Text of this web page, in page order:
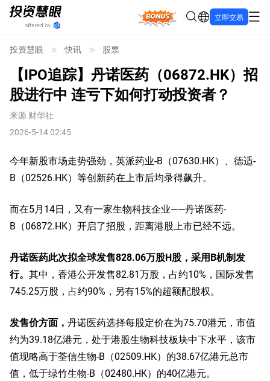
Bonus 立即交易
投资慧眼 快讯 股票
【IPO追踪】丹诺医药（06872.HK）招
股进行中 连亏下如何打动投资者？
来源 财华社
2026-5-14 02:45
今年新股市场走势强劲，英派药业-B（07630.HK）、德适-
B（02526.HK）等创新药在上市后均录得飙升。
而在5月14日，又有一家生物科技企业——丹诺医药-
B（06872.HK）开启了招股，距离港股上市已经不远。
丹诺医药此次拟全球发售828.06万股H股，采用B机制发
行。 其中，香港公开发售82.81万股，占约10%，国际发售
745.25万股，占约90%，另有15%的超额配股权。
发售价方面， 丹诺医药选择每股定价在为75.70港元，市值
约为39.18亿港元，处于港股生物科技板块中下水平，该市
值现略高于荃信生物-B（02509.HK）的38.67亿港元总市
值，低于绿竹生物-B（02480.HK）的40亿港元。